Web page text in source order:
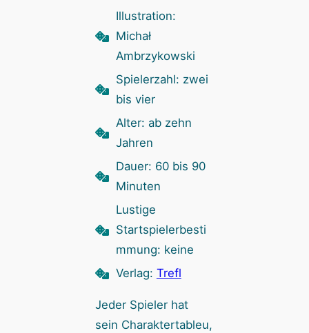
Illustration:
Michał
Ambrzykowski
Spielerzahl: zwei
bis vier
Alter: ab zehn
Jahren
Dauer: 60 bis 90
Minuten
Lustige
Startspielerbesti
mmung: keine
Verlag: Trefl
Jeder Spieler hat
sein Charaktertableu,